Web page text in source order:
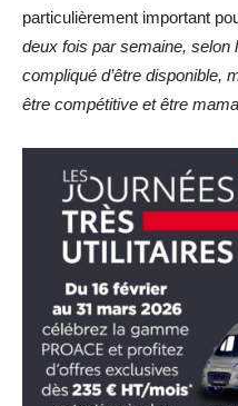
particulièrement important
deux fois par semaine, selon
compliqué d’être disponible,
être compétitive et être